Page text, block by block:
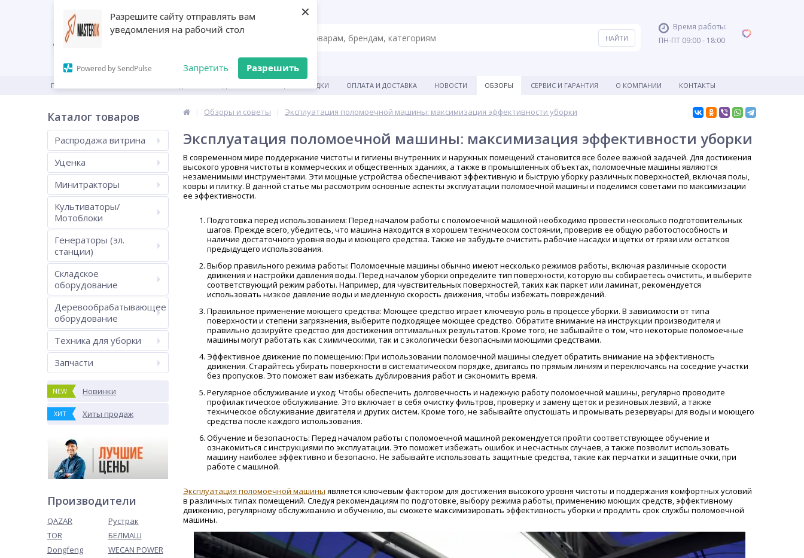
Разрешите сайту отправлять вам
уведомления на рабочий стол
Powered by SendPulse Запретить Разрешить
×
Время работы:
ПН-ПТ 09:00 - 18:00
ГЛАВНАЯ АКЦИИ И СКИДКИ ОПЛАТА И ДОСТАВКА НОВОСТИ ОБЗОРЫ СЕРВИС И ГАРАНТИЯ О КОМПАНИИ КОНТАКТЫ
Каталог товаров
Распродажа витрина
Уценка
Минитракторы
Культиваторы/
Мотоблоки
Генераторы (эл.
станции)
Складское
оборудование
Деревообрабатывающее
оборудование
Техника для уборки
Запчасти
NEW Новинки
ХИТ Хиты продаж
Производители
QAZAR
Рустрак
TOR
БЕЛМАШ
Dongfeng
WECAN POWER
Обзоры и советы Эксплуатация поломоечной машины: максимизация эффективности уборки
Эксплуатация поломоечной машины: максимизация эффективности уборки
В современном мире поддержание чистоты и гигиены внутренних и наружных помещений становится все более важной задачей. Для достижения
высокого уровня чистоты в коммерческих и общественных зданиях, а также в промышленных объектах, поломоечные машины являются
незаменимыми инструментами. Эти мощные устройства обеспечивают эффективную и быструю уборку различных поверхностей, включая полы,
ковры и плитку. В данной статье мы рассмотрим основные аспекты эксплуатации поломоечной машины и поделимся советами по максимизации
ее эффективности.
Подготовка перед использованием: Перед началом работы с поломоечной машиной необходимо провести несколько подготовительных
шагов. Прежде всего, убедитесь, что машина находится в хорошем техническом состоянии, проверив ее общую работоспособность и
наличие достаточного уровня воды и моющего средства. Также не забудьте очистить рабочие насадки и щетки от грязи или остатков
предыдущего использования.
Выбор правильного режима работы: Поломоечные машины обычно имеют несколько режимов работы, включая различные скорости
движения и настройки давления воды. Перед началом уборки определите тип поверхности, которую вы собираетесь очистить, и выберите
соответствующий режим работы. Например, для чувствительных поверхностей, таких как паркет или ламинат, рекомендуется
использовать низкое давление воды и медленную скорость движения, чтобы избежать повреждений.
Правильное применение моющего средства: Моющее средство играет ключевую роль в процессе уборки. В зависимости от типа
поверхности и степени загрязнения, выберите подходящее моющее средство. Обратите внимание на инструкции производителя и
правильно дозируйте средство для достижения оптимальных результатов. Кроме того, не забывайте о том, что некоторые поломоечные
машины могут работать как с химическими, так и с экологически безопасными моющими средствами.
Эффективное движение по помещению: При использовании поломоечной машины следует обратить внимание на эффективность
движения. Старайтесь убирать поверхности в систематическом порядке, двигаясь по прямым линиям и переключаясь на соседние участки
без пропусков. Это поможет вам избежать дублирования работ и сэкономить время.
Регулярное обслуживание и уход: Чтобы обеспечить долговечность и надежную работу поломоечной машины, регулярно проводите
профилактическое обслуживание. Это включает в себя очистку фильтров, проверку и замену щеток и резиновых лезвий, а также
техническое обслуживание двигателя и других систем. Кроме того, не забывайте опустошать и промывать резервуары для воды и моющего
средства после каждого использования.
Обучение и безопасность: Перед началом работы с поломоечной машиной рекомендуется пройти соответствующее обучение и
ознакомиться с инструкциями по эксплуатации. Это поможет избежать ошибок и несчастных случаев, а также позволит использовать
машину наиболее эффективно и безопасно. Не забывайте использовать защитные средства, такие как перчатки и защитные очки, при
работе с машиной.
Эксплуатация поломоечной машины является ключевым фактором для достижения высокого уровня чистоты и поддержания комфортных условий
в различных типах помещений. Следуя рекомендациям по подготовке, выбору режима работы, применению моющих средств, эффективному
движению, регулярному обслуживанию и обучению, вы сможете максимизировать эффективность уборки и продлить срок службы поломоечной
машины.